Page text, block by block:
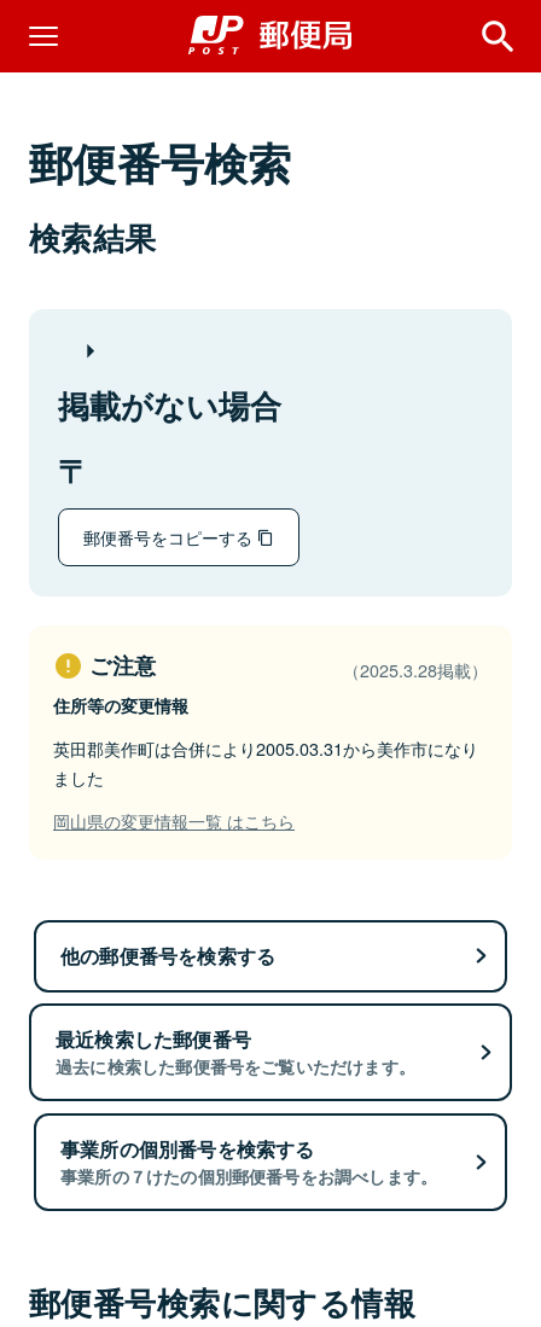
郵便番号検索
検索結果
掲載がない場合
郵便番号をコピーする
ご注意 （2025.3.28掲載）
住所等の変更情報
英田郡美作町は合併により2005.03.31から美作市になり
ました
岡山県の変更情報一覧 はこちら
他の郵便番号を検索する
最近検索した郵便番号
過去に検索した郵便番号をご覧いただけます。
事業所の個別番号を検索する
事業所の７けたの個別郵便番号をお調べします。
郵便番号検索に関する情報